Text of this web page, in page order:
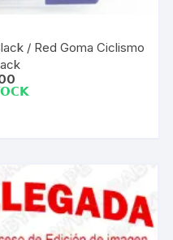
/ Red Goma Ciclismo